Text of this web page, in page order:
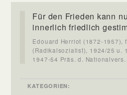
Für den Frieden kann
innerlich friedlich
Edouard Herriot (1872-1957),
(Radikalsozialist), 1924/25 u.
1947-54 Präs. d. Nationalvers.
KATEGORIEN: